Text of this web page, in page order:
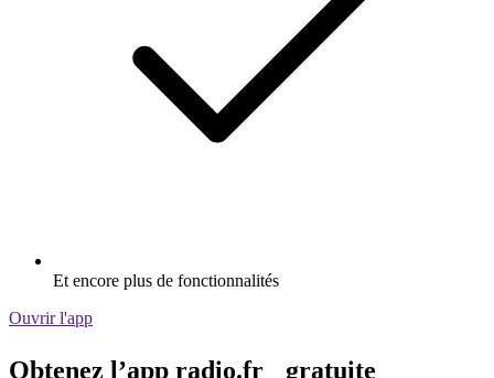
Et encore plus de fonctionnalités
Ouvrir l'app
Obtenez l’app radio.fr gratuite